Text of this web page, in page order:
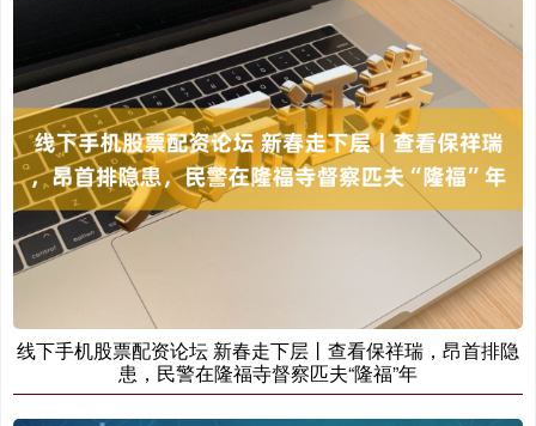
创业板指 3537.21 -25.90 -0.73%
基金指数 +0.07%
线下手机股票配资论坛 新春走下层丨查看保祥瑞，昂首排隐
患，民警在隆福寺督察匹夫“隆福”年